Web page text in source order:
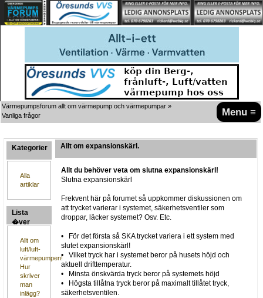
Menu ≡
Värmepumpsforum allt om värmepump och värmepumpar »
Vanliga frågor
Kategorier
Alla
artiklar
Lista
�ver
Allt om
luft/luft-
värmepumpen!
Hur
skriver
man
inlägg?
Allt om expansionskärl.
Allt du behöver veta om slutna expansionskärl!
Slutna expansionskärl
Frekvent här på forumet så uppkommer diskussionen om
att trycket varierar i systemet, säkerhetsventiler som
droppar, läcker systemet? Osv. Etc.
• För det första så SKA trycket variera i ett system med
slutet expansionskärl!
• Vilket tryck har i systemet beror på husets höjd och
aktuell drifttemperatur.
• Minsta önskvärda tryck beror på systemets höjd
• Högsta tillåtna tryck beror på maximalt tillåtet tryck,
säkerhetsventilen.